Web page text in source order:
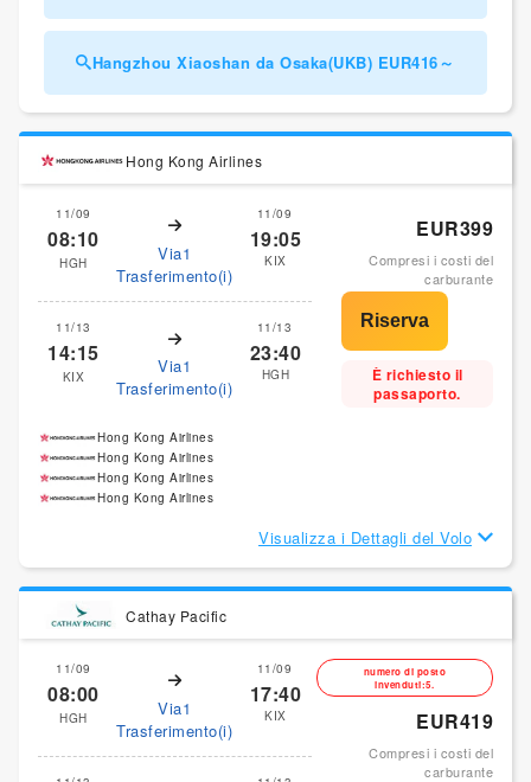
Hangzhou Xiaoshan da Osaka(UKB) EUR416～
Hong Kong Airlines
11/09
08:10
HGH
Via1
Trasferimento(i)
11/09
19:05
KIX
11/13
14:15
KIX
Via1
Trasferimento(i)
11/13
23:40
HGH
EUR399
Compresi i costi del
carburante
È richiesto il
passaporto.
Hong Kong Airlines
Hong Kong Airlines
Hong Kong Airlines
Hong Kong Airlines
Visualizza i Dettagli del Volo
Cathay Pacific
11/09
08:00
HGH
Via1
Trasferimento(i)
11/09
17:40
KIX
numero di posto
invenduti:5.
EUR419
Compresi i costi del
carburante